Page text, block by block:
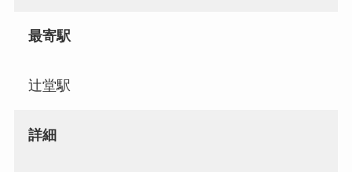
最寄駅
辻堂駅
詳細